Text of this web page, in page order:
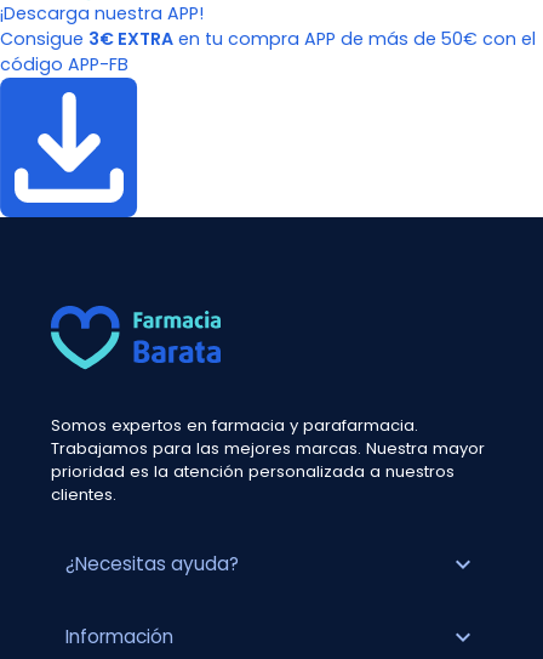
¡Descarga nuestra APP!
Consigue 3€ EXTRA en tu compra APP de más de 50€ con el
código APP-FB
Somos expertos en farmacia y parafarmacia.
Trabajamos para las mejores marcas. Nuestra mayor
prioridad es la atención personalizada a nuestros
clientes.
¿Necesitas ayuda? expand_more
Información expand_more